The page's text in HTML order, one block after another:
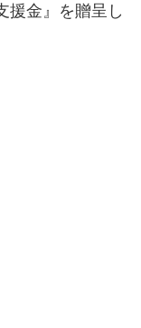
援金』を贈呈し